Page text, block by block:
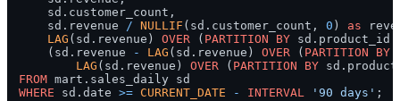
    sd.customer_count,
    sd.revenue
/ NULLIF (sd.customer_count, 0 ) as
LAG (sd.revenue) OVER ( PARTITION BY sd.product_id
    (sd.revenue
- LAG (sd.revenue) OVER ( PARTITION BY
LAG (sd.revenue) OVER ( PARTITION BY
FROM
WHERE sd.date >= CURRENT_DATE - INTERVAL '90 days'